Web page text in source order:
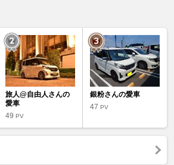
旅人@自由人さんの
愛車
49PV
銀粉さんの愛車
47 PV